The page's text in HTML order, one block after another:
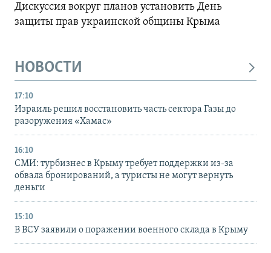
Дискуссия вокруг планов установить День
защиты прав украинской общины Крыма
НОВОСТИ
17:10
Израиль решил восстановить часть сектора Газы до
разоружения «Хамас»
16:10
СМИ: турбизнес в Крыму требует поддержки из-за
обвала бронирований, а туристы не могут вернуть
деньги
15:10
В ВСУ заявили о поражении военного склада в Крыму